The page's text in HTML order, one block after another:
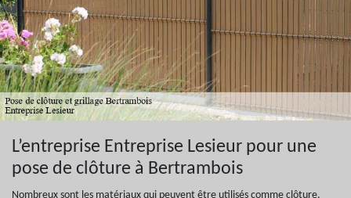
L’entreprise Entreprise Lesieur pour une
pose de clôture à Bertrambois
Nombreux sont les matériaux qui peuvent être utilisés comme clôture.